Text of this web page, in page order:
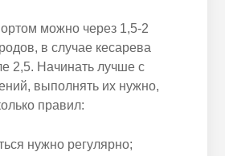
можно через 1,5-2
в случае кесарева
2,5. Начинать лучше с
выполнять их нужно,
правил:
нужно регулярно;